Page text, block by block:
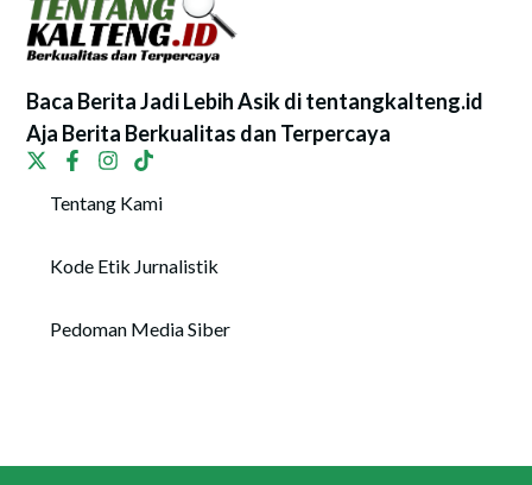
Baca Berita Jadi Lebih Asik di tentangkalteng.id
Aja Berita Berkualitas dan Terpercaya
Tentang Kami
Kode Etik Jurnalistik
Pedoman Media Siber